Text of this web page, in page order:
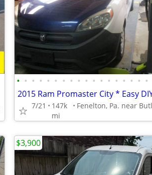
• • • • • • • • • • • • • • • • • •
7/21
147k
mi
$3,900